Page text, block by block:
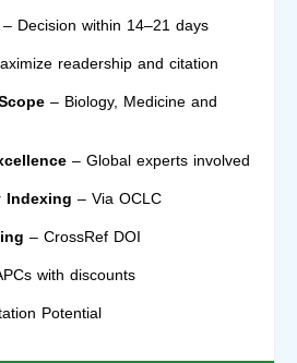
– Decision within 14–21 days
readership and citation
– Biology, Medicine and
– Global experts involved
Indexing – Via OCLC
– CrossRef DOI
with discounts
Potential